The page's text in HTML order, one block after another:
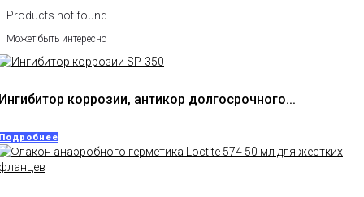
Products not found.
Может быть интересно
коррозии, антикор долгосрочного...